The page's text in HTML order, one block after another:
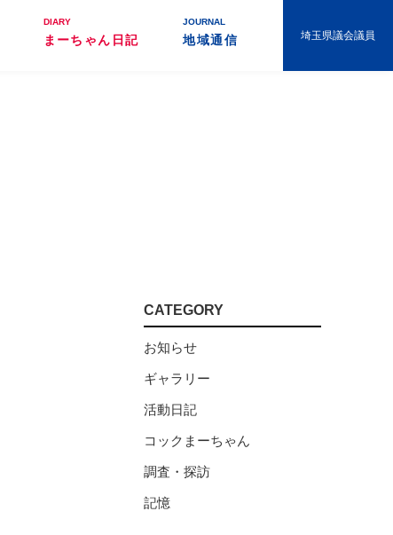
DIARY
まーちゃん日記
JOURNAL
地域通信 埼玉県議会議員
CATEGORY
お知らせ
ギャラリー
活動日記
コックまーちゃん
調査・探訪
記憶